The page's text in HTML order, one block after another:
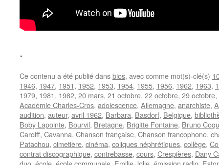
.
Ce contenu a été publié dansbios, avec comme mot(s)-clé(s)
1946, 1947, 1951, 1952, 1953, 1954, 1955, 1956, 1962, 1963,
1979, 1981, 1982, 20 mars, 21 octobre, 22 octobre, 29 octobre,
Académie Charles-Cros, adolescence, Allemagne, anarchiste,
audition, auteur, avril 1962, Barbara, Basdorf, Belgique,
Boby Lapointe, Bourvil, Bretagne, Brigitte Fontaine, Bruno
Cardiff, Cavanna, Chanson française, Chanson francophone,
Patachou, cimetière, cinéma, coliques néphrétiques, collège,
contrat discographique, contrebasse, cours, Crespières, Dany